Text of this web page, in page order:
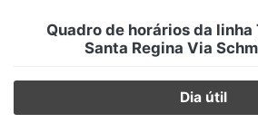
Quadro de horários da linha
Santa Regina Via
Dia útil